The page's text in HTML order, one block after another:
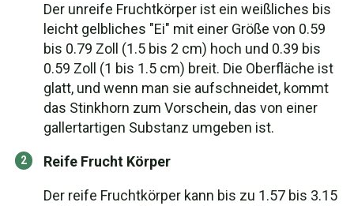
Der unreife Fruchtkörper ist ein weißliches bis
leicht gelbliches "Ei" mit einer Größe von 0.59
bis 0.79 Zoll (1.5 bis 2 cm) hoch und 0.39 bis
0.59 Zoll (1 bis 1.5 cm) breit. Die Oberfläche ist
glatt, und wenn man sie aufschneidet, kommt
das Stinkhorn zum Vorschein, das von einer
gallertartigen Substanz umgeben ist.
Reife Frucht Körper
Der reife Fruchtkörper kann bis zu 1.57 bis 3.15